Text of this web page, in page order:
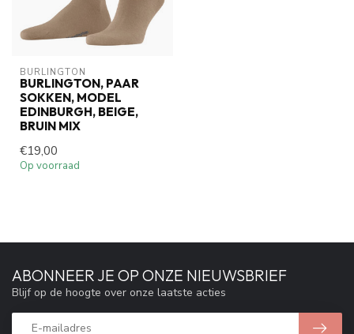
BURLINGTON
BURLINGTON, PAAR
SOKKEN, MODEL
EDINBURGH, BEIGE,
BRUIN MIX
€19,00
Op voorraad
ABONNEER JE OP ONZE NIEUWSBRIEF
Blijf op de hoogte over onze laatste acties